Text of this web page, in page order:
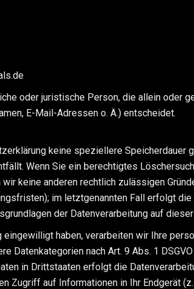
oder juristische Person, die allein oder
E-Mail-Adressen o. Ä.) entscheidet.
keine speziellere Speicherdauer
Wenn Sie ein berechtigtes
keine anderen rechtlich zulässigen
im letztgenannten Fall erfolgt die
der Datenverarbeitung auf
haben, verarbeiten wir Ihre
Datenkategorien nach Art. 9 Abs. 1
in Drittstaaten erfolgt die
Zugriff auf Informationen in Ihr Endgerät